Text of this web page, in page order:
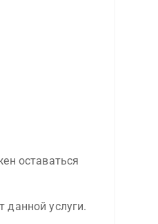
оставаться
данной услуги.